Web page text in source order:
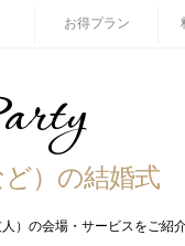
お得プラン
）の結婚式
）の会場・サービスをご紹介